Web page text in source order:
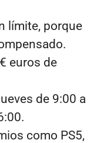
límite, porque
euros de
de 9:00 a
como PS5,